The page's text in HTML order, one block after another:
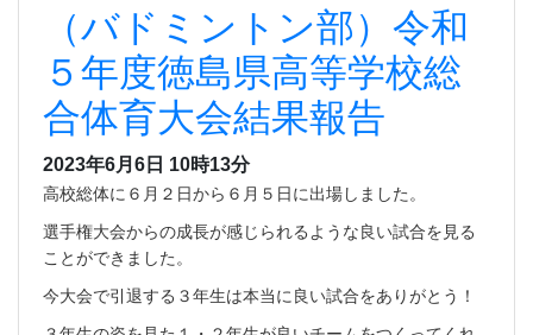
（バドミントン部）令和
５年度徳島県高等学校総
合体育大会結果報告
2023年6月6日 10時13分
高校総体に６月２日から６月５日に出場しました。
選手権大会からの成長が感じられるような良い試合を見る
ことができました。
今大会で引退する３年生は本当に良い試合をありがとう！